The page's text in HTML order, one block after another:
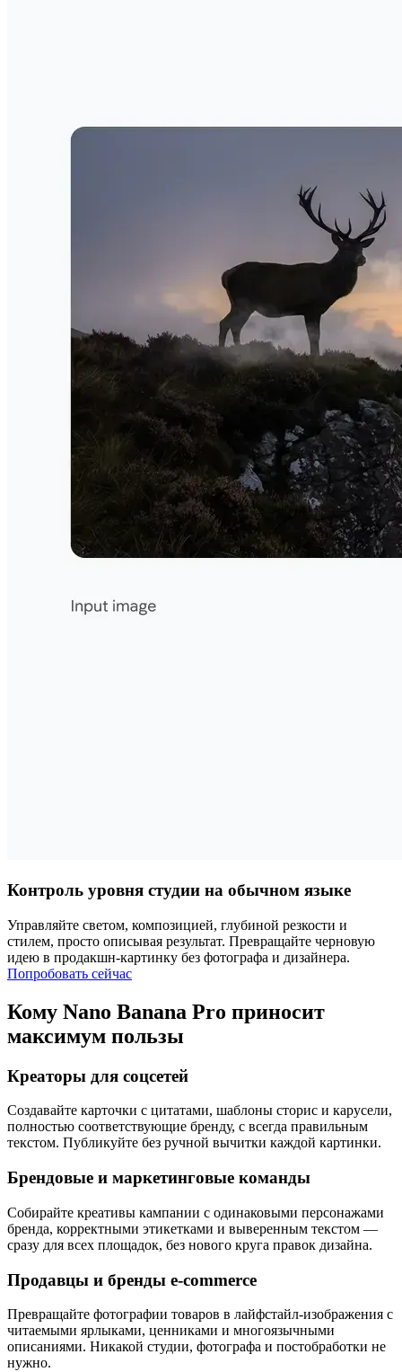
Контроль уровня студии на обычном языке
Управляйте светом, композицией, глубиной резкости и
стилем, просто описывая результат. Превращайте черновую
идею в продакшн‑картинку без фотографа и дизайнера.
Попробовать сейчас
Кому Nano Banana Pro приносит
максимум пользы
Креаторы для соцсетей
Создавайте карточки с цитатами, шаблоны сторис и карусели,
полностью соответствующие бренду, с всегда правильным
текстом. Публикуйте без ручной вычитки каждой картинки.
Брендовые и маркетинговые команды
Собирайте креативы кампании с одинаковыми персонажами
бренда, корректными этикетками и выверенным текстом —
сразу для всех площадок, без нового круга правок дизайна.
Продавцы и бренды e‑commerce
Превращайте фотографии товаров в лайфстайл‑изображения с
читаемыми ярлыками, ценниками и многоязычными
описаниями. Никакой студии, фотографа и постобработки не
нужно.